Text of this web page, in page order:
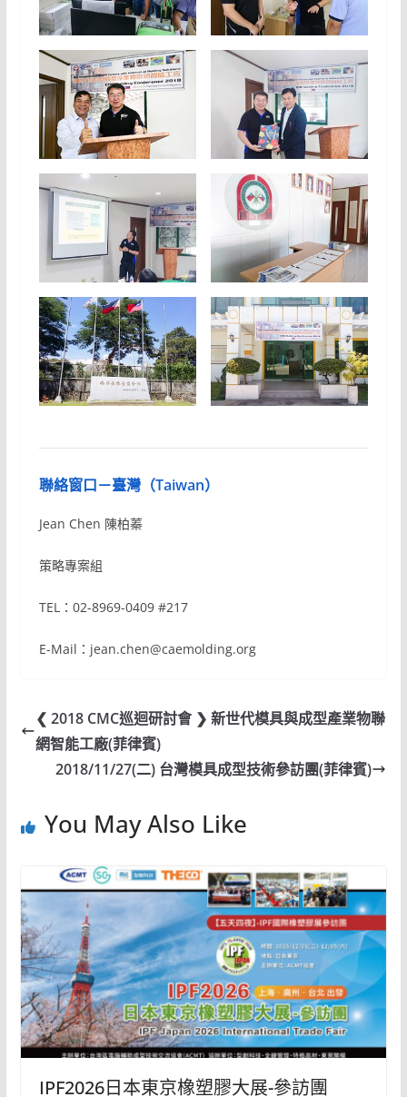
聯絡窗口－臺灣（Taiwan）
Jean Chen 陳柏蓁
策略專案組
TEL：02-8969-0409 #217
E-Mail：jean.chen@caemolding.org
❮ 2018 CMC巡迴研討會 ❯ 新世代模具與成型產業物聯
網智能工廠(菲律賓)
2018/11/27(二) 台灣模具成型技術參訪團(菲律賓)
You May Also Like
IPF2026日本東京橡塑膠大展-參訪團